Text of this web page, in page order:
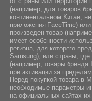
(например, для товаров
континентальном Китае,
приложения FaceTime) или
произведен товар
имеет особенности
региона, для которого
Samsung), или страны, где
(например, товары
при активации за
Перед покупкой товара в
необходимые параметры
на официальных сайтах